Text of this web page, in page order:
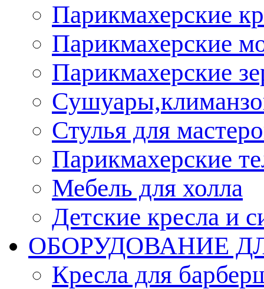
Парикмахерские
Парикмахерские
Парикмахерские
Стулья для
Парикмахерские
Мебель для холла
Детские кресла и
ОБОРУДОВАНИЕ
Кресла для